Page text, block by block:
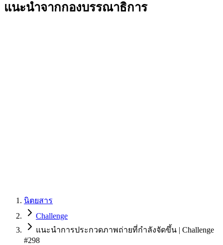
แนะนำจากกองบรรณาธิการ
นิตยสาร
Challenge
แนะนำการประกวดภาพถ่ายที่กำลังจัดขึ้น | Challenge
#298